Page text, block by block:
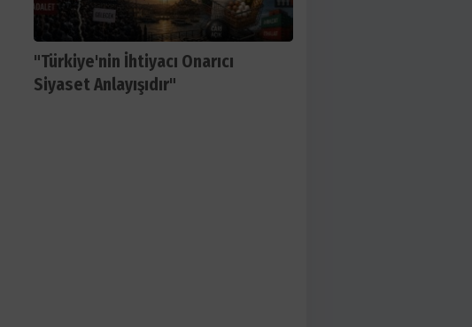
"Türkiye'nin İhtiyacı Onarıcı
Siyaset Anlayışıdır"